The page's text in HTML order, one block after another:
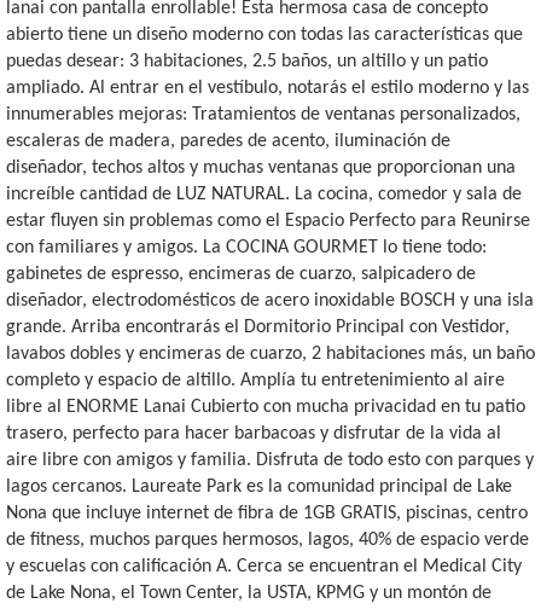
lanai con pantalla enrollable! Esta hermosa casa de concepto
abierto tiene un diseño moderno con todas las características que
puedas desear: 3 habitaciones, 2.5 baños, un altillo y un patio
ampliado. Al entrar en el vestíbulo, notarás el estilo moderno y las
innumerables mejoras: Tratamientos de ventanas personalizados,
escaleras de madera, paredes de acento, iluminación de
diseñador, techos altos y muchas ventanas que proporcionan una
increíble cantidad de LUZ NATURAL. La cocina, comedor y sala de
estar fluyen sin problemas como el Espacio Perfecto para Reunirse
con familiares y amigos. La COCINA GOURMET lo tiene todo:
gabinetes de espresso, encimeras de cuarzo, salpicadero de
diseñador, electrodomésticos de acero inoxidable BOSCH y una isla
grande. Arriba encontrarás el Dormitorio Principal con Vestidor,
lavabos dobles y encimeras de cuarzo, 2 habitaciones más, un baño
completo y espacio de altillo. Amplía tu entretenimiento al aire
libre al ENORME Lanai Cubierto con mucha privacidad en tu patio
trasero, perfecto para hacer barbacoas y disfrutar de la vida al
aire libre con amigos y familia. Disfruta de todo esto con parques y
lagos cercanos. Laureate Park es la comunidad principal de Lake
Nona que incluye internet de fibra de 1GB GRATIS, piscinas, centro
de fitness, muchos parques hermosos, lagos, 40% de espacio verde
y escuelas con calificación A. Cerca se encuentran el Medical City
de Lake Nona, el Town Center, la USTA, KPMG y un montón de